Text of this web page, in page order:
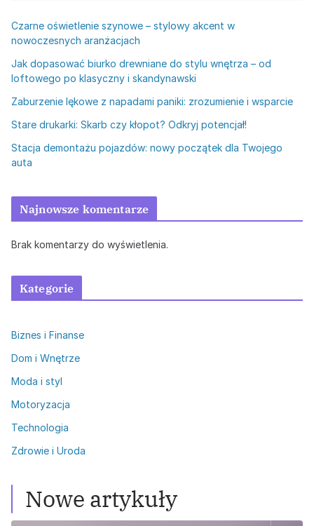
Czarne oświetlenie szynowe – stylowy akcent w
nowoczesnych aranżacjach
Jak dopasować biurko drewniane do stylu wnętrza – od
loftowego po klasyczny i skandynawski
Zaburzenie lękowe z napadami paniki: zrozumienie i wsparcie
Stare drukarki: Skarb czy kłopot? Odkryj potencjał!
Stacja demontażu pojazdów: nowy początek dla Twojego
auta
Najnowsze komentarze
Brak komentarzy do wyświetlenia.
Kategorie
Biznes i Finanse
Dom i Wnętrze
Moda i styl
Motoryzacja
Technologia
Zdrowie i Uroda
Nowe artykuły